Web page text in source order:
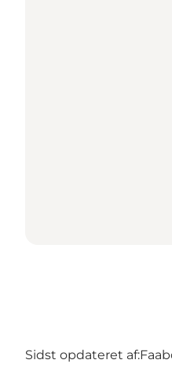
Sidst opdateret af: